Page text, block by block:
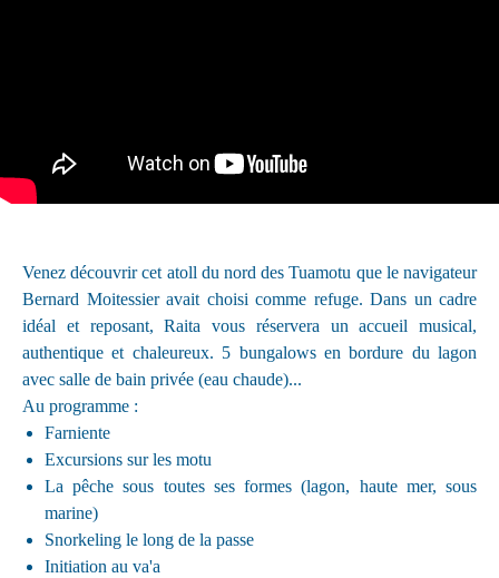
Venez découvrir cet atoll du nord des Tuamotu que le navigateur
Bernard Moitessier avait choisi comme refuge. Dans un cadre
idéal et reposant, Raita vous réservera un accueil musical,
authentique et chaleureux. 5 bungalows en bordure du lagon
avec salle de bain privée (eau chaude)...
Au programme :
Farniente
Excursions sur les motu
La pêche sous toutes ses formes (lagon, haute mer, sous
marine)
Snorkeling le long de la passe
Initiation au va'a